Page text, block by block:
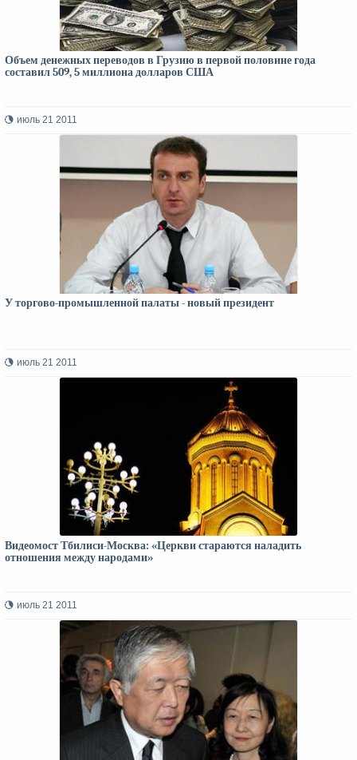
Объем денежных переводов в Грузию в первой половине года
составил 509, 5 миллиона долларов США
июль 21 2011
У торгово-промышленной палаты - новый президент
июль 21 2011
Видеомост Тбилиси-Москва: «Церкви стараются наладить
отношения между народами»
июль 21 2011